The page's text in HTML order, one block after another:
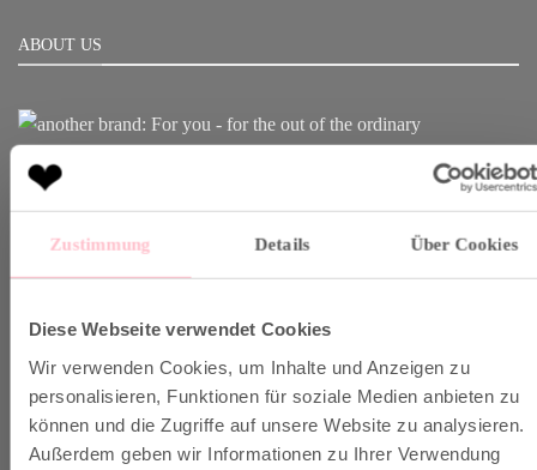
Zustimmung Details Über Cookies
Diese Webseite verwendet Cookies
Wir verwenden Cookies, um Inhalte und Anzeigen zu
personalisieren, Funktionen für soziale Medien anbieten zu
können und die Zugriffe auf unsere Website zu analysieren.
Außerdem geben wir Informationen zu Ihrer Verwendung
ABOUT US
Born in Munich.
Naturally sustainable.
sustainable production.
VERSAND & INFO